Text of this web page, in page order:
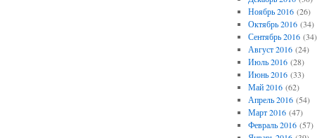
Ноябрь 2016(26)
Октябрь 2016(34)
Сентябрь 2016(34)
Август 2016(24)
Июль 2016(28)
Июнь 2016(33)
Май 2016(62)
Апрель 2016(54)
Март 2016(47)
Февраль 2016(57)